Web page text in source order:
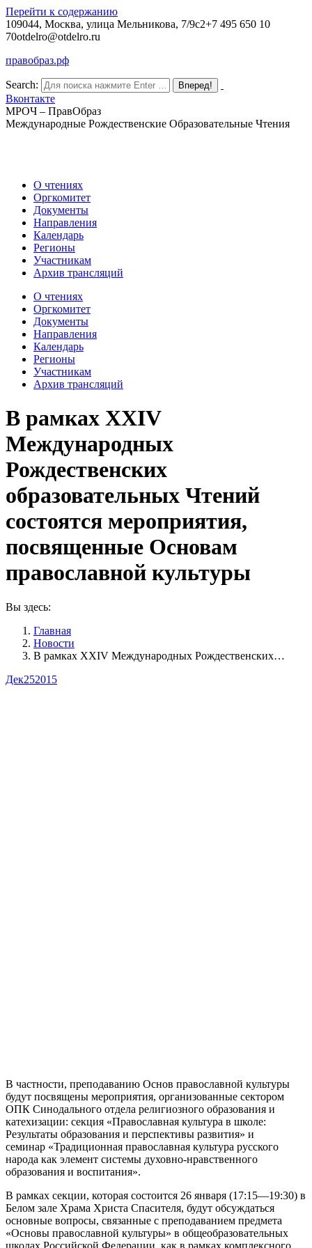
Перейти к содержанию
109044, Москва, улица Мельникова, 7/9с2+7 495 650 10
70otdelro@otdelro.ru
правобраз.рф
Search:
Вконтакте
МРОЧ – ПравОбраз
Международные Рождественские Образовательные Чтения
О чтениях
Оргкомитет
Документы
Направления
Календарь
Регионы
Участникам
Архив трансляций
О чтениях
Оргкомитет
Документы
Направления
Календарь
Регионы
Участникам
Архив трансляций
В рамках XXIV
Международных
Рождественских
образовательных Чтений
состоятся мероприятия,
посвященные Основам
православной культуры
Вы здесь:
Главная
Новости
В рамках XXIV Международных Рождественских…
Дек252015
В частности, преподаванию Основ православной культуры
будут посвящены мероприятия, организованные сектором
ОПК Синодального отдела религиозного образования и
катехизации: секция «Православная культура в школе:
Результаты образования и перспективы развития» и
семинар «Традиционная православная культура русского
народа как элемент системы духовно-нравственного
образования и воспитания».
В рамках секции, которая состоится 26 января (17:15—19:30) в
Белом зале Храма Христа Спасителя, будут обсуждаться
основные вопросы, связанные с преподаванием предмета
«Основы православной культуры» в общеобразовательных
школах Российской Федерации, как в рамках комплексного